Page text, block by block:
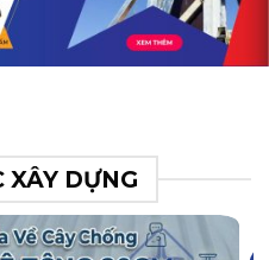
XÂY DỰNG